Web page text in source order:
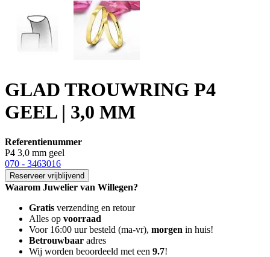
GLAD TROUWRING P4
GEEL | 3,0 MM
Referentienummer
P4 3,0 mm geel
070 - 3463016
Reserveer vrijblijvend
Waarom Juwelier van Willegen?
Gratis verzending en retour
Alles op voorraad
Voor 16:00 uur besteld (ma-vr), morgen in huis!
Betrouwbaar adres
Wij worden beoordeeld met een 9.7!